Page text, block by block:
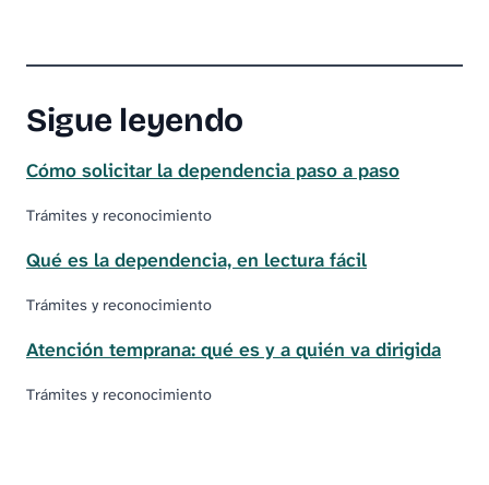
Sigue leyendo
Cómo solicitar la dependencia paso a paso
Trámites y reconocimiento
Qué es la dependencia, en lectura fácil
Trámites y reconocimiento
Atención temprana: qué es y a quién va dirigida
Trámites y reconocimiento